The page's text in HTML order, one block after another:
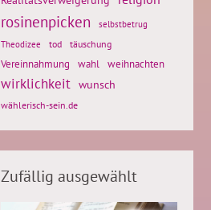
rosinenpicken
selbstbetrug
Theodizee
tod täuschung
Vereinnahmung wahl weihnachten
wirklichkeit wunsch
wählerisch-sein.de
Zufällig ausgewählt